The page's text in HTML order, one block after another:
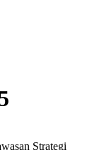
Strategi